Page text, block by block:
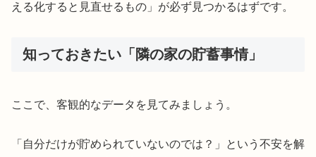
える化すると見直せるもの」が必ず見つかるはずです。
知っておきたい「隣の家の貯蓄事情」
ここで、客観的なデータを見てみましょう。
「自分だけが貯められていないのでは？」という不安を解